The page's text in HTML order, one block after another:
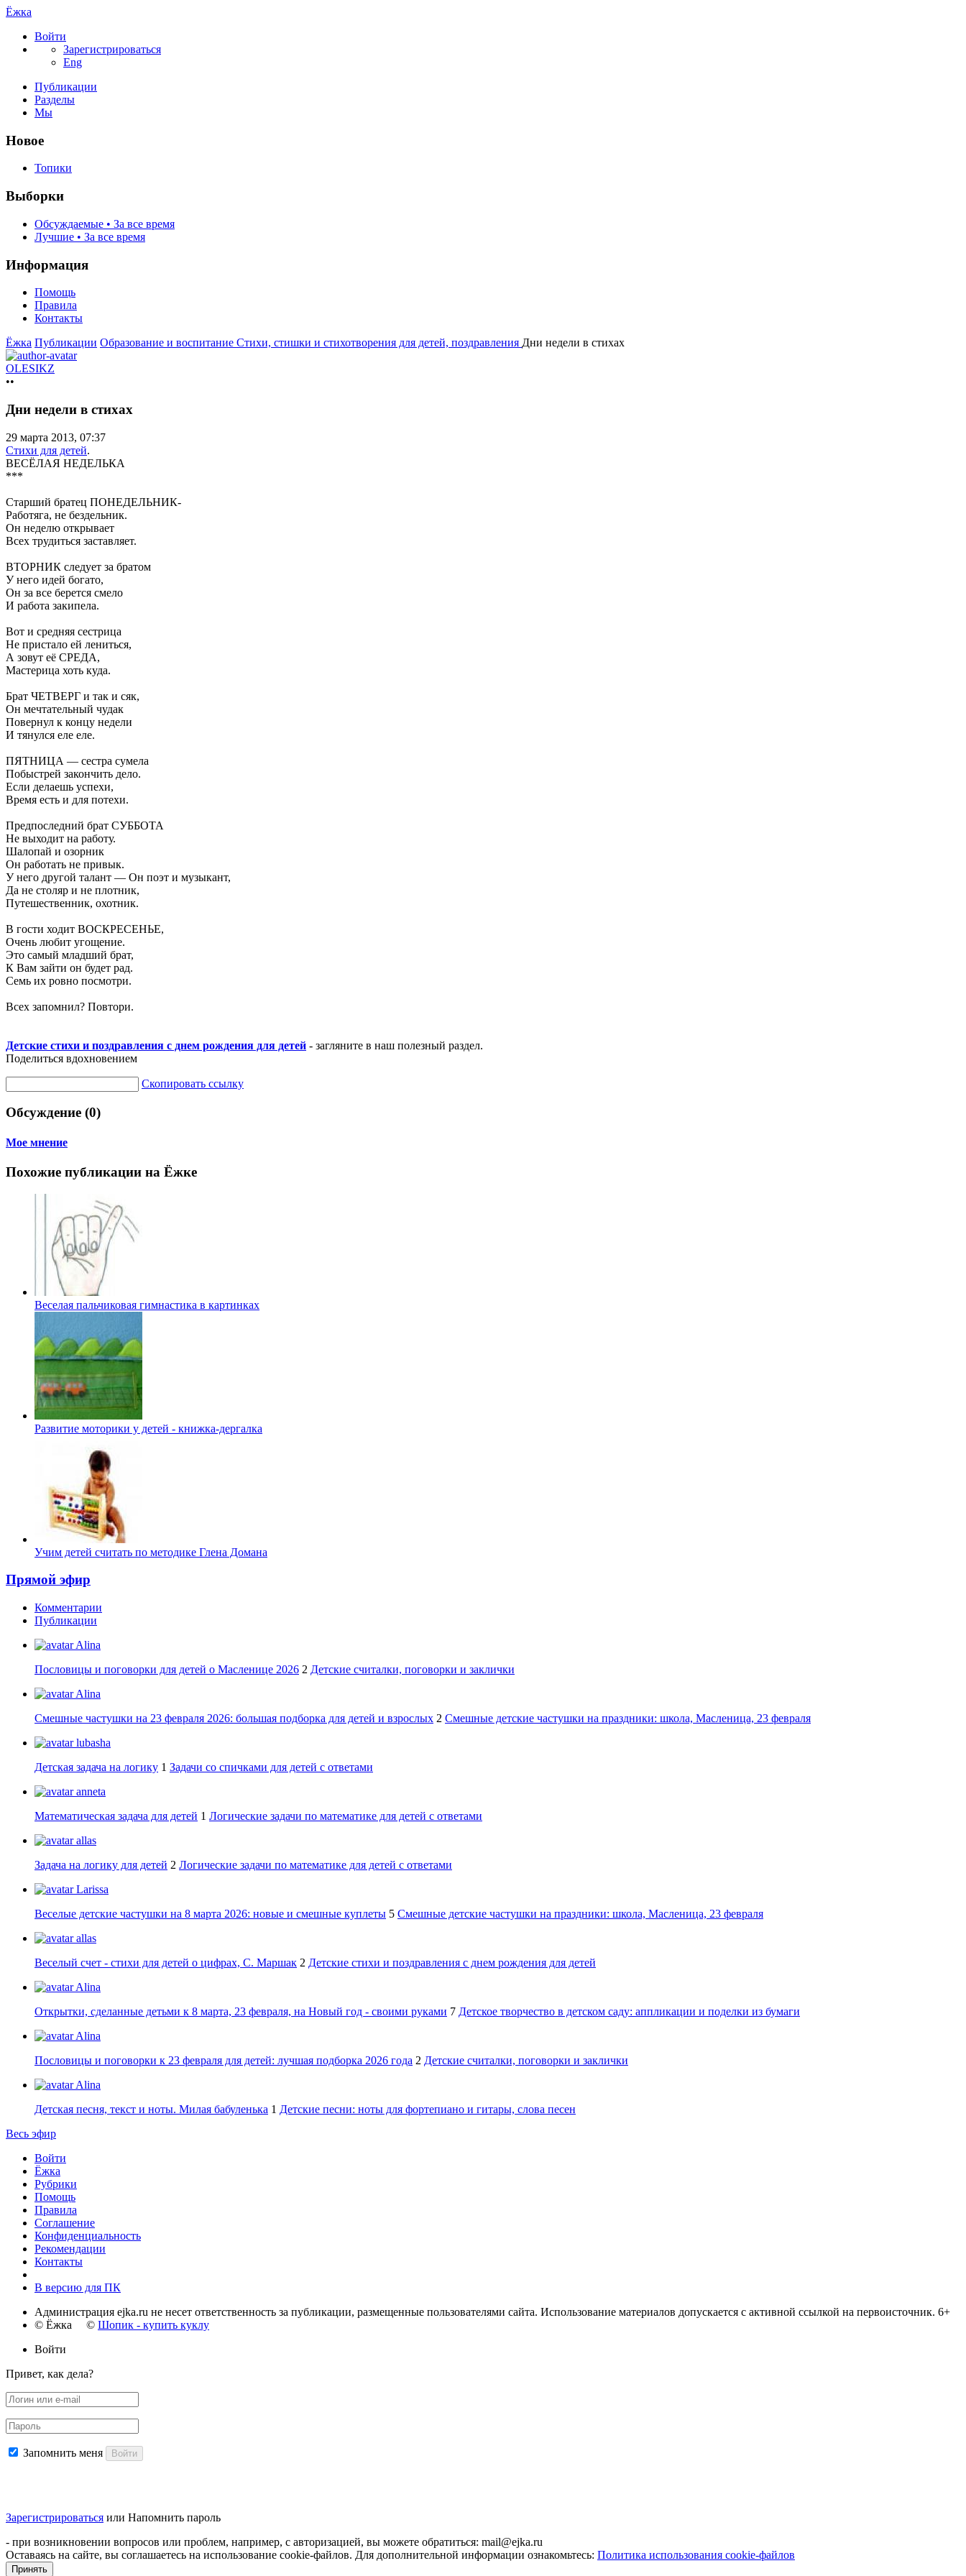
Ёжка
Войти
Зарегистрироваться
Eng
Публикации
Разделы
Мы
Новое
Топики
Выборки
Обсуждаемые • За все время
Лучшие • За все время
Информация
Помощь
Правила
Контакты
Ёжка Публикации Образование и воспитание Стихи, стишки и стихотворения для детей, поздравления Дни недели в стихах
OLESIKZ
••
Дни недели в стихах
29 марта 2013, 07:37
Стихи для детей.
ВЕСЁЛАЯ НЕДЕЛЬКА
***
Старший братец ПОНЕДЕЛЬНИК-
Работяга, не бездельник.
Он неделю открывает
Всех трудиться заставляет.
ВТОРНИК следует за братом
У него идей богато,
Он за все берется смело
И работа закипела.
Вот и средняя сестрица
Не пристало ей лениться,
А зовут её СРЕДА,
Мастерица хоть куда.
Брат ЧЕТВЕРГ и так и сяк,
Он мечтательный чудак
Повернул к концу недели
И тянулся еле еле.
ПЯТНИЦА — сестра сумела
Побыстрей закончить дело.
Если делаешь успехи,
Время есть и для потехи.
Предпоследний брат СУББОТА
Не выходит на работу.
Шалопай и озорник
Он работать не привык.
У него другой талант — Он поэт и музыкант,
Да не столяр и не плотник,
Путешественник, охотник.
В гости ходит ВОСКРЕСЕНЬЕ,
Очень любит угощение.
Это самый младший брат,
К Вам зайти он будет рад.
Семь их ровно посмотри.
Всех запомнил? Повтори.
Детские стихи и поздравления с днем рождения для детей - загляните в наш полезный раздел.
Поделиться вдохновением
Скопировать ссылку
Обсуждение (0)
Мое мнение
Похожие публикации на Ёжке
Веселая пальчиковая гимнастика в картинках
Развитие моторики у детей - книжка-дергалка
Учим детей считать по методике Глена Домана
Прямой эфир
Комментарии
Публикации
Alina
Пословицы и поговорки для детей о Масленице 2026 2 Детские считалки, поговорки и заклички
Alina
Смешные частушки на 23 февраля 2026: большая подборка для детей и взрослых 2 Смешные детские частушки на праздники: школа, Масленица, 23 февраля
lubasha
Детская задача на логику 1 Задачи со спичками для детей с ответами
anneta
Математическая задача для детей 1 Логические задачи по математике для детей с ответами
allas
Задача на логику для детей 2 Логические задачи по математике для детей с ответами
Larissa
Веселые детские частушки на 8 марта 2026: новые и смешные куплеты 5 Смешные детские частушки на праздники: школа, Масленица, 23 февраля
allas
Веселый счет - стихи для детей о цифрах, С. Маршак 2 Детские стихи и поздравления с днем рождения для детей
Alina
Открытки, сделанные детьми к 8 марта, 23 февраля, на Новый год - своими руками 7 Детское творчество в детском саду: аппликации и поделки из бумаги
Alina
Пословицы и поговорки к 23 февраля для детей: лучшая подборка 2026 года 2 Детские считалки, поговорки и заклички
Alina
Детская песня, текст и ноты. Милая бабуленька 1 Детские песни: ноты для фортепиано и гитары, слова песен
Весь эфир
Войти
Ёжка
Рубрики
Помощь
Правила
Соглашение
Конфиденциальность
Рекомендации
Контакты
В версию для ПК
Администрация ejka.ru не несет ответственность за публикации, размещенные пользователями сайта. Использование материалов допускается с активной ссылкой на первоисточник. 6+
© Ёжка © Шопик - купить куклу
Войти
Привет, как дела?
Запомнить меня Войти
Зарегистрироваться или Напомнить пароль
- при возникновении вопросов или проблем, например, с авторизацией, вы можете обратиться: mail@ejka.ru
Оставаясь на сайте, вы соглашаетесь на использование cookie-файлов. Для дополнительной информации ознакомьтесь: Политика использования cookie-файлов
Принять